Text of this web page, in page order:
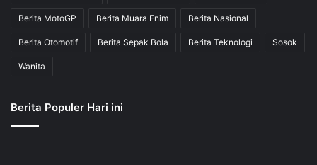
Berita MotoGP Berita Muara Enim Berita Nasional
Berita Otomotif Berita Sepak Bola Berita Teknologi Sosok
Wanita
Berita Populer Hari ini